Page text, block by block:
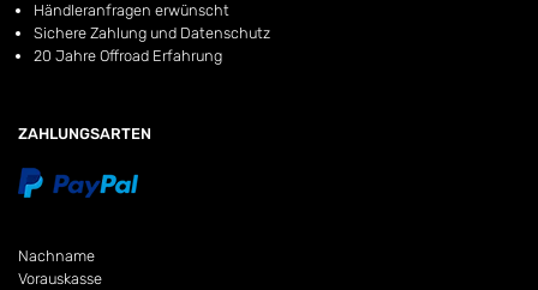
Händleranfragen erwünscht
Sichere Zahlung und Datenschutz
20 Jahre Offroad Erfahrung
ZAHLUNGSARTEN
Nachname
Vorauskasse